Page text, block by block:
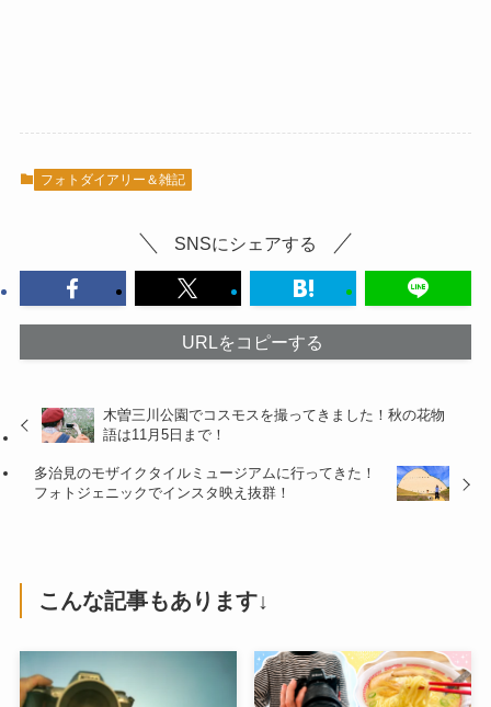
フォトダイアリー＆雑記
SNSにシェアする
URLをコピーする
木曽三川公園でコスモスを撮ってきました！秋の花物
語は11月5日まで！
多治見のモザイクタイルミュージアムに行ってきた！
フォトジェニックでインスタ映え抜群！
こんな記事もあります↓